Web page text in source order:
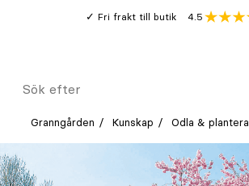
Fri frakt till butik
Genomsnitt
4.5
Meny
Sök
Granngården Kunskap Odla & plantera